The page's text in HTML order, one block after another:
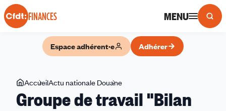
Panneau de gestion des cookies
FINANCES MENU
Espace adhérent·e Adhérer
Vous
êtes
ici
AccueilActu nationale Douane
de
Groupe de travail "Bilan